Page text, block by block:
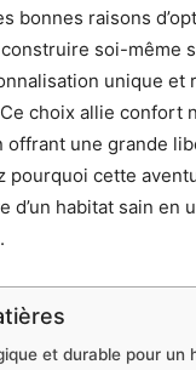
bonnes raisons
soi-même
unique et
choix allie confort
offrant une grande
pourquoi cette
d’un habitat sain en
et durable pour un